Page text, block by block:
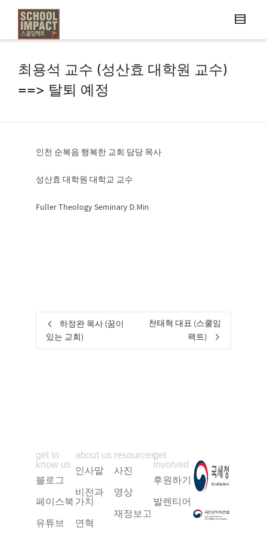
최용석 교수 (성산효 대학원 교수)
==> 탈퇴 예정
인천 순복음 행복한 교회 담당 목사
성산효 대학원 대학교 교수
Fuller Theology Seminary D.Min
하정완 목사 (꿈이
있는 교회)
천태혁 대표 (스쿨임
팩트)
get to
know us
블로그
페이스북
유튜브
about us
인사말
비전과
가치
연혁
resources
사진
영상
재정보고
get
involved
후원하기
발렌티어